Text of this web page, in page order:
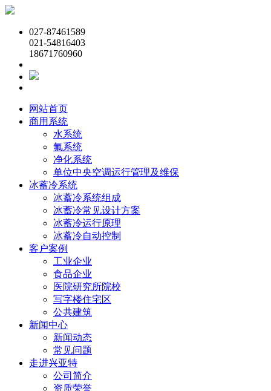
027-87461589
021-54816403
18671760960
网站首页
商用系统
水系统
氟系统
净化系统
单位中央空调运行管理及维保
冰蓄冷系统
冰蓄冷系统组成
冰蓄冷常见设计方案
冰蓄冷运行原理
冰蓄冷自动控制
客户案例
工业企业
食品企业
医院研究所院校
写字楼住宅区
公共建筑
新闻中心
新闻动态
常见问题
走进兴亚特
公司简介
资质荣誉